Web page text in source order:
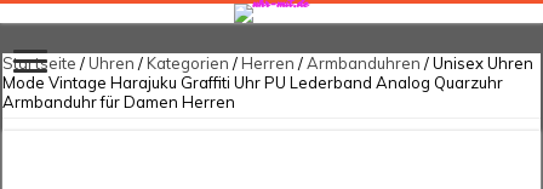
Startseite /Uhren /Kategorien /Herren /Armbanduhren / Unisex Uhren
Mode Vintage Harajuku Graffiti Uhr PU Lederband Analog Quarzuhr
Armbanduhr für Damen Herren